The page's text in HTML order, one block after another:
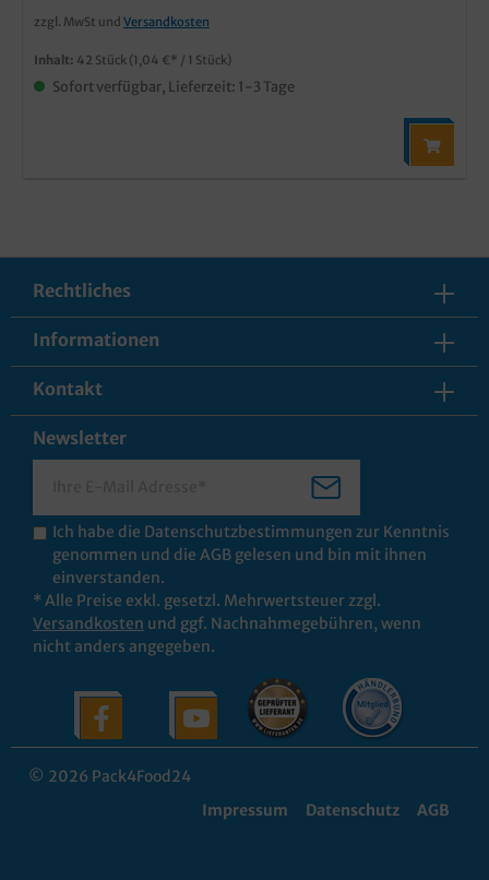
zzgl. MwSt und Versandkosten
Inhalt: 42 Stück (1,04 €* / 1 Stück)
Sofort verfügbar, Lieferzeit: 1-3 Tage
Rechtliches
Informationen
Kontakt
Newsletter
Ich habe die Datenschutzbestimmungen zur Kenntnis
genommen und die AGB gelesen und bin mit ihnen
einverstanden.
* Alle Preise exkl. gesetzl. Mehrwertsteuer zzgl.
Versandkosten und ggf. Nachnahmegebühren, wenn
nicht anders angegeben.
© 2026 Pack4Food24
Impressum
Datenschutz AGB